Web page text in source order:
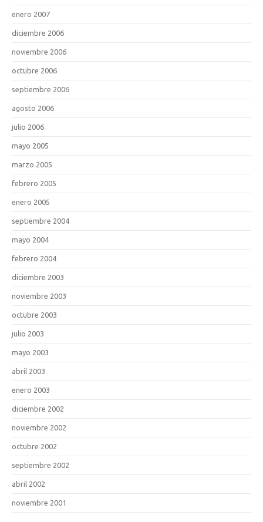
enero 2007
diciembre 2006
noviembre 2006
octubre 2006
septiembre 2006
agosto 2006
julio 2006
mayo 2005
marzo 2005
febrero 2005
enero 2005
septiembre 2004
mayo 2004
febrero 2004
diciembre 2003
noviembre 2003
octubre 2003
julio 2003
mayo 2003
abril 2003
enero 2003
diciembre 2002
noviembre 2002
octubre 2002
septiembre 2002
abril 2002
noviembre 2001